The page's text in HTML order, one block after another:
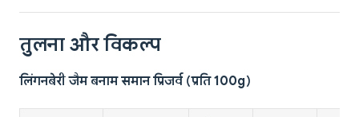
तुलना और विकल्प
लिंगनबेरी जैम बनाम समान प्रिजर्व (प्रति 100g)